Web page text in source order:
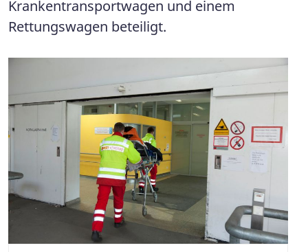
Krankentransportwagen und einem
Rettungswagen beteiligt.